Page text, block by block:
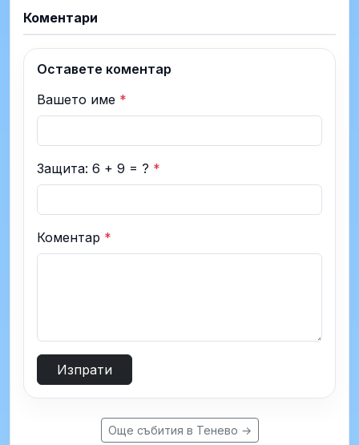
Коментари
Оставете коментар
Вашето име *
Защита: 6 + 9 = ? *
Коментар *
Изпрати
Още събития в Тенево →